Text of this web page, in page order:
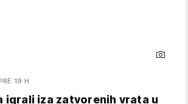
19 H
igrali iza zatvorenih vrata u